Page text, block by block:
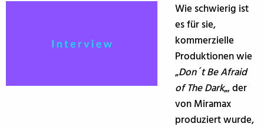
Wie schwierig ist
es für sie,
kommerzielle
Produktionen wie
„Don´t Be Afraid
of The Dark„, der
von Miramax
produziert wurde,